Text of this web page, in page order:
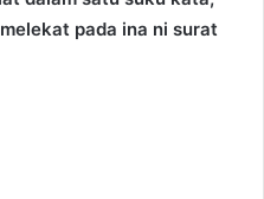
pada ina ni surat